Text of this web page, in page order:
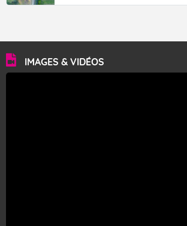
IMAGES & VIDÉOS